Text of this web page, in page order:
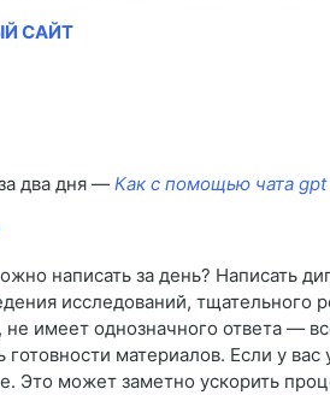
САЙТ
два дня — Как с помощью чата
написать за день? Написать
исследований,
не имеет однозначного ответа —
готовности материалов. Если у
Это может заметно ускорить